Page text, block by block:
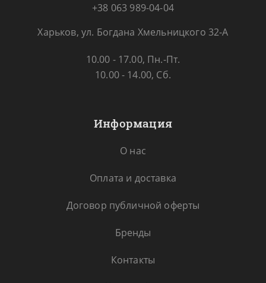
+38 063 989-04-04
Харьков, ул. Богдана Хмельницкого 32-А
10.00 - 17.00, Пн.-Пт.
10.00 - 14.00, Сб.
Информация
О нас
Оплата и доставка
Договор публичной оферты
Бренды
Контакты